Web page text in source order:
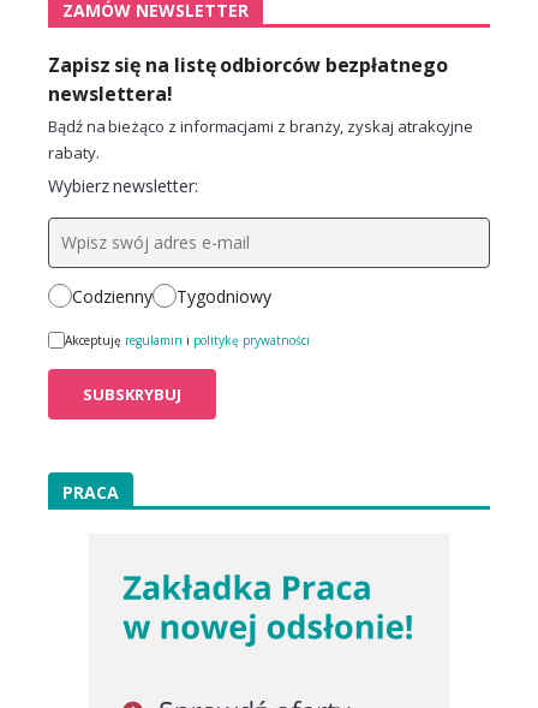
ZAMÓW NEWSLETTER
Zapisz się na listę odbiorców bezpłatnego
newslettera!
Bądź na bieżąco z informacjami z branży, zyskaj atrakcyjne
rabaty.
Wybierz newsletter:
Codzienny Tygodniowy
Akceptuję regulamin i politykę prywatności
PRACA